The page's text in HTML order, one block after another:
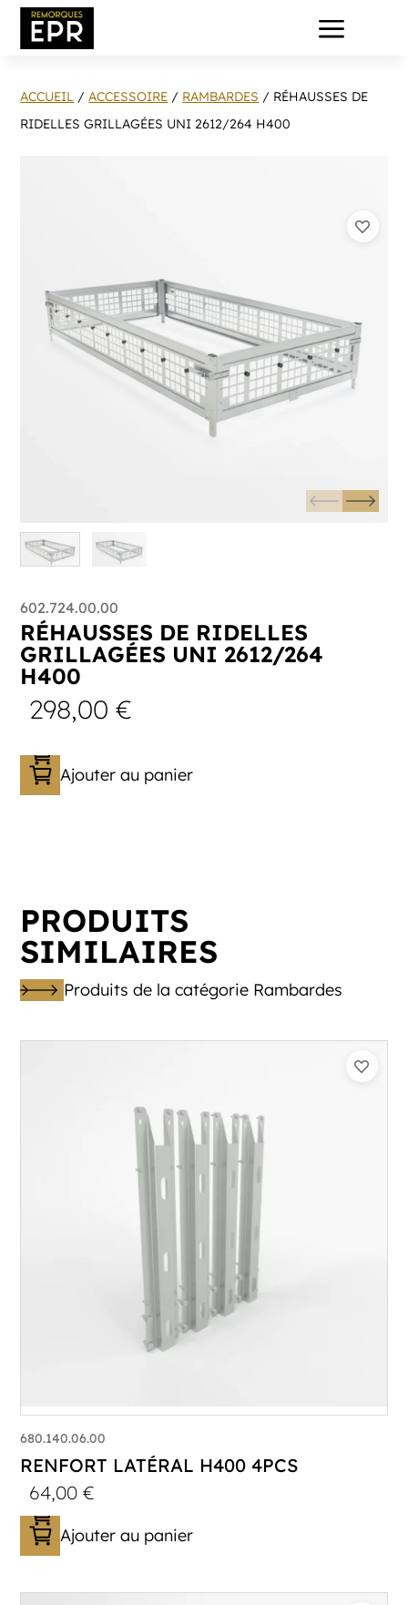
a
ACCUEIL /ACCESSOIRE / RAMBARDES / RÉHAUSSES DE
RIDELLES GRILLAGÉES UNI 2612/264 H400
602.724.00.00
RÉHAUSSES DE RIDELLES
GRILLAGÉES UNI 2612/264
H400
298,00€
Ajouter au panier
PRODUITS
SIMILAIRES
Produits de la catégorie Rambardes
680.140.06.00
RENFORT LATÉRAL H400 4PCS
64,00€
Ajouter au panier